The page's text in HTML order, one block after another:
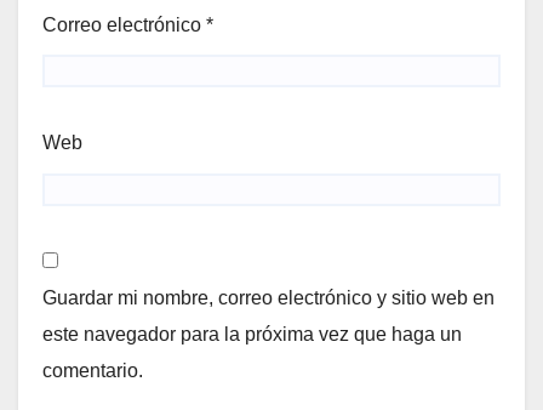
Correo electrónico *
Web
Guardar mi nombre, correo electrónico y sitio web en
este navegador para la próxima vez que haga un
comentario.